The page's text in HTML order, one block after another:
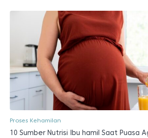
Proses Kehamilan
10 Sumber Nutrisi Ibu hamil Saat Puasa